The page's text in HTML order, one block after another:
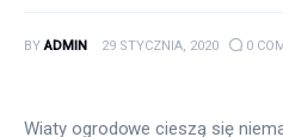
Ogród
BY ADMIN 29 STYCZNIA, 2020 0
Wiaty ogrodowe cieszą się